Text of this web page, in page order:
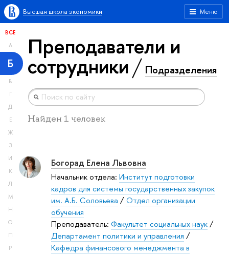
Меню
Высшая школа экономики
ВСЕ
А
Б
В
Г
Д
Е
Ж
З
И
К
Л
М
Н
О
П
Р
Преподаватели и
сотрудники Подразделения
Найден 1 человек
Богорад Елена Львовна
Начальник отдела: Институт подготовки
кадров для системы государственных закупок
им. А.Б. Соловьева /Отдел организации
обучения
Преподаватель: Факультет социальных наук/
Департамент политики и управления /
Кафедра финансового менеджмента в